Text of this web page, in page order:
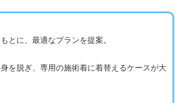
とに、最適なプランを提案。
を脱ぎ、専用の施術着に着替えるケースが大